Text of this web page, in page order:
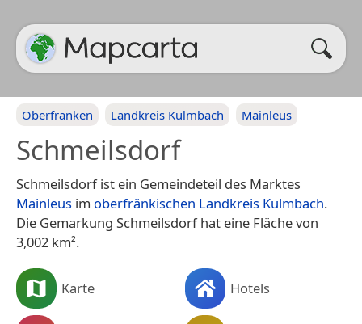
Oberfranken Landkreis Kulmbach Mainleus
Schmeilsdorf
Schmeilsdorf ist ein Gemeindeteil des Marktes
Mainleus im oberfränkischen Landkreis Kulmbach.
Die Gemarkung Schmeilsdorf hat eine Fläche von
3,002 km².
Karte Hotels